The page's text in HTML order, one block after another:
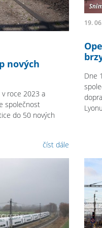
nových
v roce 2023 a
společnost
do 50 nových
číst dále
19.
Dne